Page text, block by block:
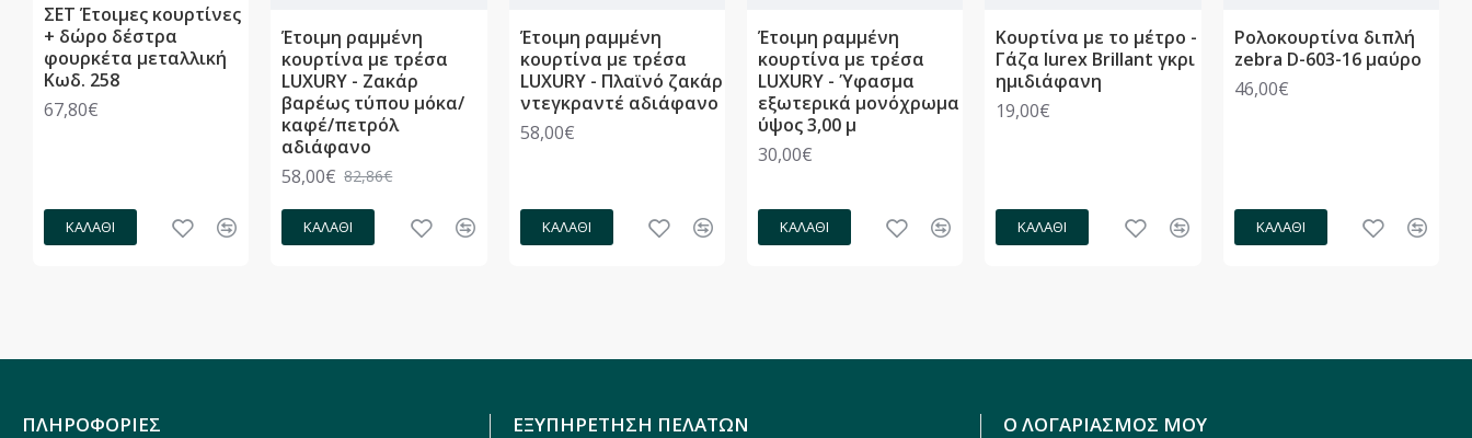
ΣΕΤ Έτοιμες κουρτίνες
+ δώρο δέστρα
φουρκέτα μεταλλική
Κωδ. 258
67,80€
ΚΑΛΆΘΙ
Έτοιμη ραμμένη
κουρτίνα με τρέσα
LUXURY - Ζακάρ
βαρέως τύπου μόκα/
καφέ/πετρόλ
αδιάφανο
58,00€ 82,86€
ΚΑΛΆΘΙ
Έτοιμη ραμμένη
κουρτίνα με τρέσα
LUXURY - Πλαϊνό ζακάρ
ντεγκραντέ αδιάφανο
58,00€
ΚΑΛΆΘΙ
Έτοιμη ραμμένη
κουρτίνα με τρέσα
LUXURY - Ύφασμα
εξωτερικά μονόχρωμα
ύψος 3,00 μ
30,00€
ΚΑΛΆΘΙ
Κουρτίνα με το μέτρο -
Γάζα lurex Brillant γκρι
ημιδιάφανη
19,00€
ΚΑΛΆΘΙ
Ρολοκουρτίνα διπλή
zebra D-603-16 μαύρο
46,00€
ΚΑΛΆΘΙ
ΠΛΗΡΟΦΟΡΙΕΣ ΕΞΥΠΗΡΕΤΗΣΗ ΠΕΛΑΤΩΝ Ο ΛΟΓΑΡΙΑΣΜΟΣ ΜΟΥ